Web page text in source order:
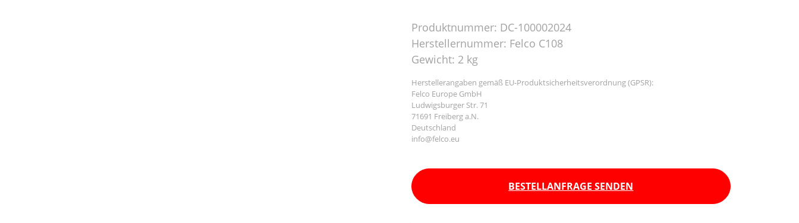
Produktnummer: DC-100002024
Herstellernummer: Felco C108
Gewicht: 2 kg
Herstellerangaben gemäß EU-Produktsicherheitsverordnung (GPSR):
Felco Europe GmbH
Ludwigsburger Str. 71
71691 Freiberg a.N.
Deutschland
info@felco.eu
BESTELLANFRAGE SENDEN